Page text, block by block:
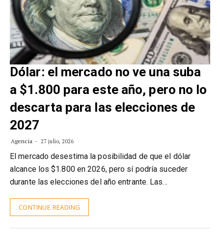
Dólar: el mercado no ve una suba
a $1.800 para este año, pero no lo
descarta para las elecciones de
2027
Agencia 27 julio, 2026
El mercado desestima la posibilidad de que el dólar
alcance los $1.800 en 2026, pero sí podría suceder
durante las elecciones del año entrante. Las…
CONTINUE READING